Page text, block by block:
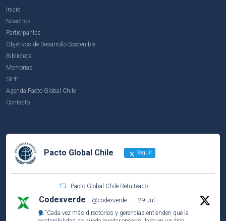
Inicio
Nosotros
Participantes
Objetivos de Desarrollo Sostenible
Biblioteca
Memorias
SIPP
Agenda Pacto Global Chile
Contacto
Pacto Global Chile Seguir
Pacto Global Chile Retuiteado
Codexverde @codexverde ·
29 Jul
"Cada vez más directorios y gerencias entienden que la